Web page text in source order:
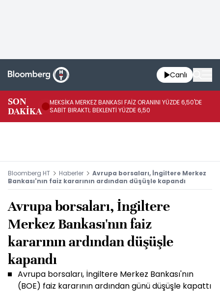
Canlı
SON
DAKİKA
MEKSİKA MERKEZ BANKASI FAİZ ORANINI YÜZDE 6,50'DE
SABİT BIRAKTI; BEKLENTİ YÜZDE 6,50
Bloomberg HT Haberler
Avrupa borsaları, İngiltere Merkez
Bankası'nın faiz kararının ardından düşüşle kapandı
Avrupa borsaları, İngiltere
Merkez Bankası'nın faiz
kararının ardından düşüşle
kapandı
Avrupa borsaları, İngiltere Merkez Bankası'nın
(BOE) faiz kararının ardından günü düşüşle kapattı